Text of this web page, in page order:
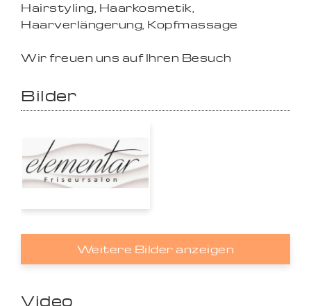
Hairstyling, Haarkosmetik,
Haarverlängerung, Kopfmassage
Wir freuen uns auf Ihren Besuch
Bilder
Weitere Bilder anzeigen
Video